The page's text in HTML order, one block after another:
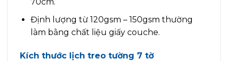
70cm.
Định lượng từ 120gsm – 150gsm thường
làm bằng chất liệu giấy couche.
Kích thước lịch treo tường 7 tờ